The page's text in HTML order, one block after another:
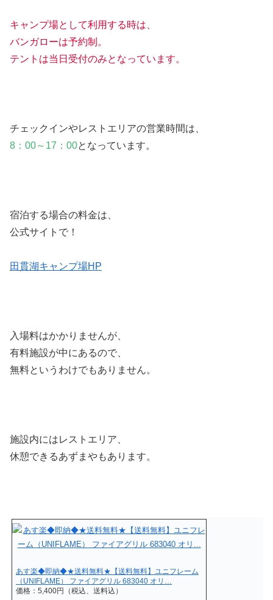
キャンプ場として利用する時は、
バンガローは予約制。
テントは当日受付のみとなっています。
チェックインやレストエリアの営業時間は、
8：00～17：00となっています。
宿泊する場合の料金は、
公式サイトで！
田貫湖キャンプ場HP
入場料はかかりませんが、
有料施設が中にあるので、
無料というわけでもありません。
施設内にはレストエリア、
休憩できるあずまやもあります。
あす楽◆即納◆★送料無料★【送料無料】ユニフレーム
（UNIFLAME） ファイアグリル 683040 オリ…
価格：5,400円（税込、送料込）